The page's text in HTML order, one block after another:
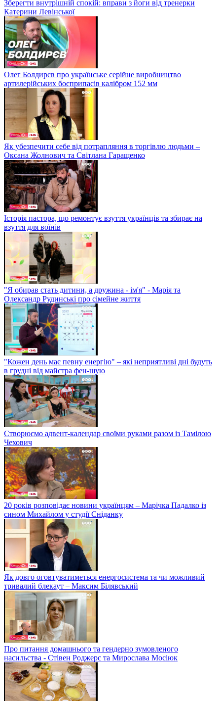
Зберегти внутрішній спокій: вправи з йоги від тренерки
Катерини Левінської
Олег Болдирєв про українське серійне виробництво
артилерійських боєприпасів калібром 152 мм
Як убезпечити себе від потрапляння в торгівлю людьми –
Оксана Жолнович та Світлана Гаращенко
Історія пастора, що ремонтує взуття українців та збирає на
взуття для воїнів
"Я обирав стать дитини, а дружина - ім'я" - Марія та
Олександр Рудинські про сімейне життя
"Кожен день має певну енергію" – які неприятливі дні будуть
в грудні від майстра фен-шую
Створюємо адвент-календар своїми руками разом із Тамілою
Чехович
20 років розповідає новини українцям – Марічка Падалко із
сином Михайлом у студії Сніданку
Як довго оговтуватиметься енергосистема та чи можливий
тривалий блекаут – Максим Білявський
Про питання домашнього та гендерно зумовленого
насильства - Стівен Роджерс та Мирослава Мосіюк